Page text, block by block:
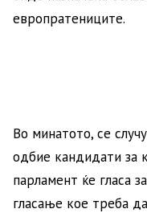
европратениците.
Во минатото, се
одбие кандидати за
парламент ќе гласа
гласање кое треба